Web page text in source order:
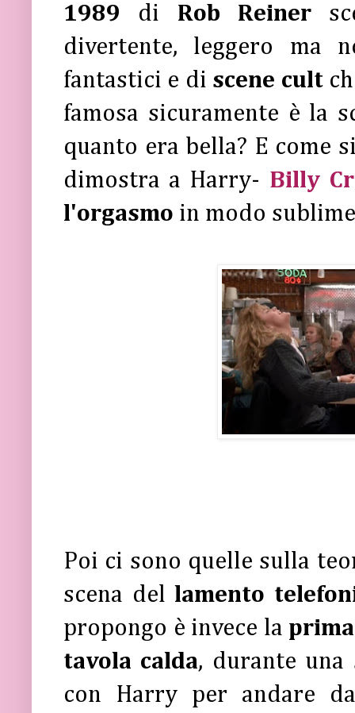
1989 di Rob Reiner
divertente, leggero ma
fantastici e di scene cult
famosa sicuramente è la
quanto era bella? E come
dimostra a Harry- Billy
l'orgasmo in modo
Poi ci sono quelle sulla
scena del lamento
propongo è invece la
tavola calda, durante una
con Harry per andare